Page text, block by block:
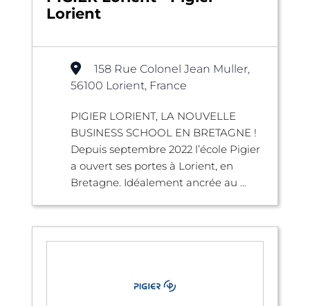
Lorient
158 Rue Colonel Jean Muller,
56100 Lorient, France
PIGIER LORIENT, LA NOUVELLE
BUSINESS SCHOOL EN BRETAGNE !
Depuis septembre 2022 l’école Pigier
a ouvert ses portes à Lorient, en
Bretagne. Idéalement ancrée au ...